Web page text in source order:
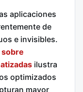
aplicaciones
de
e invisibles.
ilustra
optimizados
mayor